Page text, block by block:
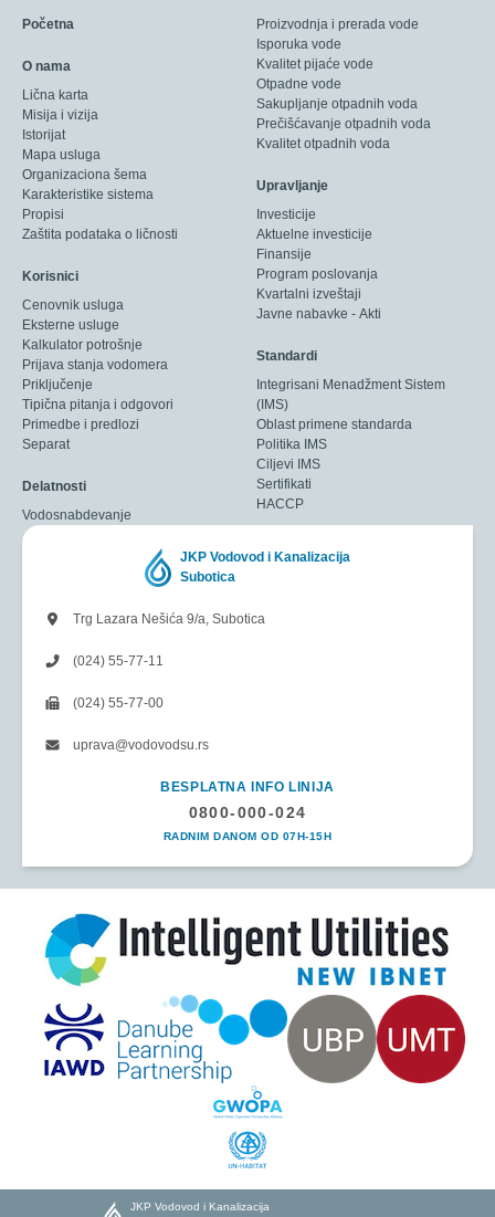
Početna
O nama
Lična karta
Misija i vizija
Istorijat
Mapa usluga
Organizaciona šema
Karakteristike sistema
Propisi
Zaštita podataka o ličnosti
Korisnici
Cenovnik usluga
Eksterne usluge
Kalkulator potrošnje
Prijava stanja vodomera
Priključenje
Tipična pitanja i odgovori
Primedbe i predlozi
Separat
Delatnosti
Vodosnabdevanje
Proizvodnja i prerada vode
Isporuka vode
Kvalitet pijaće vode
Otpadne vode
Sakupljanje otpadnih voda
Prečišćavanje otpadnih voda
Kvalitet otpadnih voda
Upravljanje
Investicije
Aktuelne investicije
Finansije
Program poslovanja
Kvartalni izveštaji
Javne nabavke - Akti
Standardi
Integrisani Menadžment Sistem
(IMS)
Oblast primene standarda
Politika IMS
Ciljevi IMS
Sertifikati
HACCP
JKP Vodovod i Kanalizacija
Subotica
Trg Lazara Nešića 9/a, Subotica
(024) 55-77-11
(024) 55-77-00
uprava@vodovodsu.rs
BESPLATNA INFO LINIJA
0800-000-024
RADNIM DANOM OD 07H-15H
JKP Vodovod i Kanalizacija